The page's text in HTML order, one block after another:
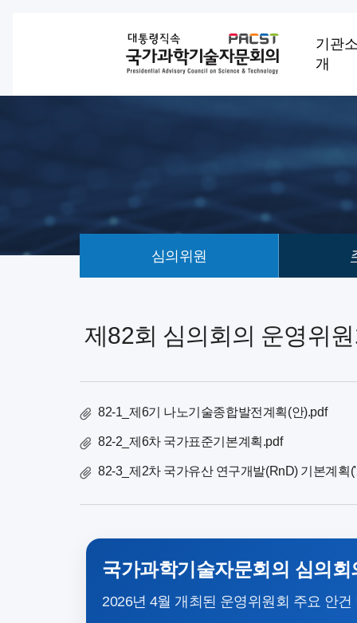
기관
개
심의위원
안
건
제82회 심의회의 운영위
82-1_제6기 나노기술종합발전계획(안).pdf
82-2_제6차 국가표준기본계획.pdf
82-3_제2차 국가유산 연구개발(RnD) 기본계획
국가과학기술자문회의 심의
2026년 4월 개최된 운영위원회 주요 안건